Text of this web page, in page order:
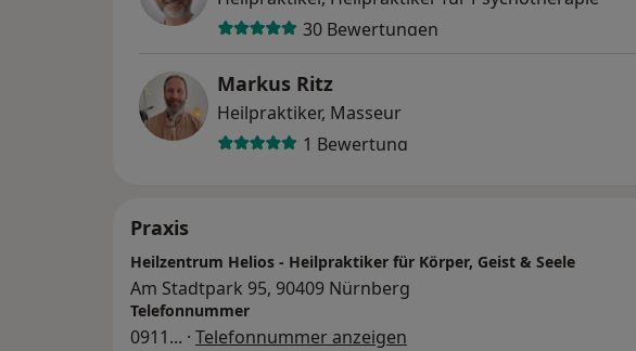
30 Bewertungen
Markus Ritz
Heilpraktiker, Masseur
1 Bewertung
Praxis
Heilzentrum Helios - Heilpraktiker für Körper, Geist & Seele
Am Stadtpark 95, 90409 Nürnberg
Telefonnummer
0911... · Telefonnummer anzeigen